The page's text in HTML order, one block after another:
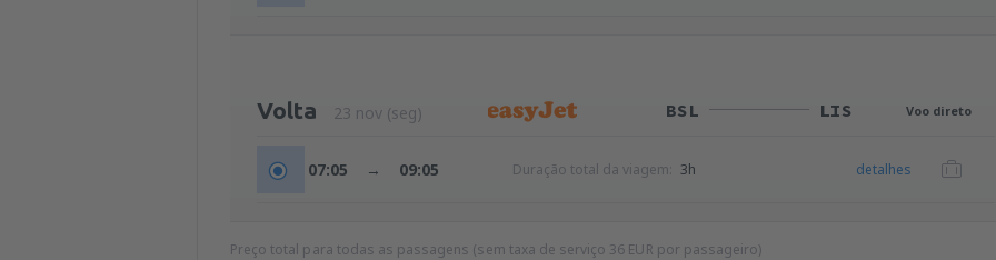
Volta 23 nov (seg) BSL LIS Voo direto
07:05 → 09:05 Duração total da viagem: 3h detalhes
Preço total para todas as passagens (sem taxa de serviço 36 EUR por passageiro)